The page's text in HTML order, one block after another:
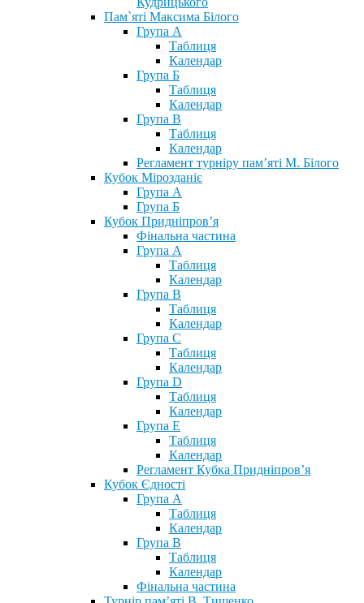
Пам`яті Максима Білого
Група А
Таблиця
Календар
Група Б
Таблиця
Календар
Група В
Таблиця
Календар
Регламент турніру пам’яті М. Білого
Кубок Мірозданіє
Група А
Група Б
Кубок Придніпров’я
Фінальна частина
Група А
Таблиця
Календар
Група В
Таблиця
Календар
Група С
Таблиця
Календар
Група D
Таблиця
Календар
Група Е
Таблиця
Календар
Регламент Кубка Придніпров’я
Кубок Єдності
Група А
Таблиця
Календар
Група В
Таблиця
Календар
Фінальна частина